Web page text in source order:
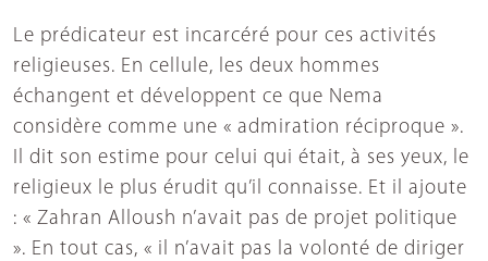
Le prédicateur est incarcéré pour ces activités
religieuses. En cellule, les deux hommes
échangent et développent ce que Nema
considère comme une « admiration réciproque ».
Il dit son estime pour celui qui était, à ses yeux, le
religieux le plus érudit qu’il connaisse. Et il ajoute
: « Zahran Alloush n’avait pas de projet politique
». En tout cas, « il n’avait pas la volonté de diriger